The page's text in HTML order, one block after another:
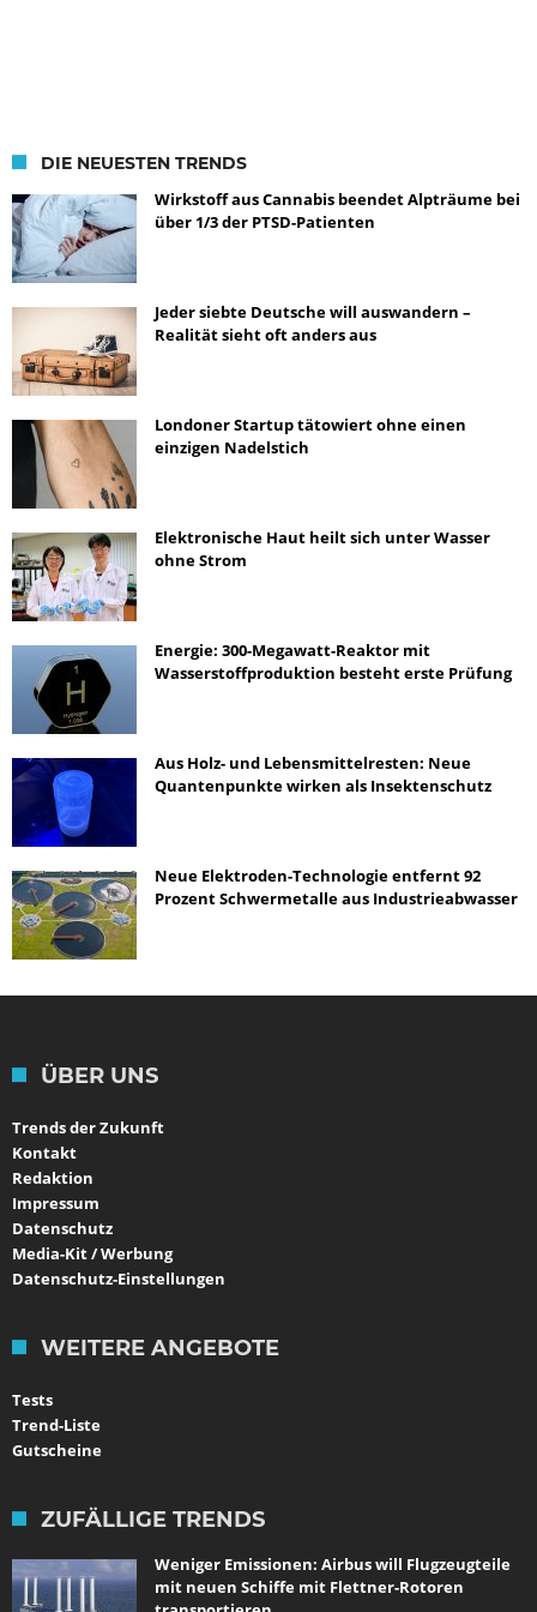
DIE NEUESTEN TRENDS
Wirkstoff aus Cannabis beendet Alpträume bei
über 1/3 der PTSD-Patienten
Jeder siebte Deutsche will auswandern –
Realität sieht oft anders aus
Londoner Startup tätowiert ohne einen
einzigen Nadelstich
Elektronische Haut heilt sich unter Wasser
ohne Strom
Energie: 300-Megawatt-Reaktor mit
Wasserstoffproduktion besteht erste Prüfung
Aus Holz- und Lebensmittelresten: Neue
Quantenpunkte wirken als Insektenschutz
Neue Elektroden-Technologie entfernt 92
Prozent Schwermetalle aus Industrieabwasser
ÜBER UNS
Trends der Zukunft
Kontakt
Redaktion
Impressum
Datenschutz
Media-Kit / Werbung
Datenschutz-Einstellungen
WEITERE ANGEBOTE
Tests
Trend-Liste
Gutscheine
ZUFÄLLIGE TRENDS
Weniger Emissionen: Airbus will Flugzeugteile
mit neuen Schiffe mit Flettner-Rotoren